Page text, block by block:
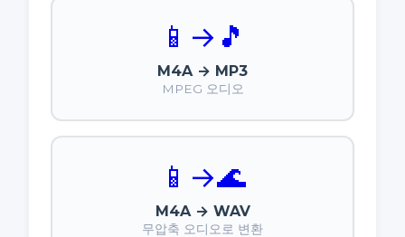
📱 → 🎵
M4A → MP3
MPEG 오디오
📱 →🌊
M4A → WAV
무압축 오디오로 변환